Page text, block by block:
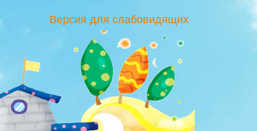
Версия для слабовидящих